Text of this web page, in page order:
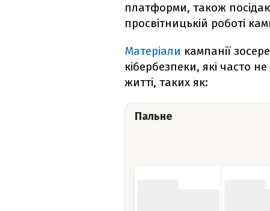
платформи, також
просвітницькій роботі
Матеріали кампанії
кібербезпеки, які часто
житті, таких як:
Пальне